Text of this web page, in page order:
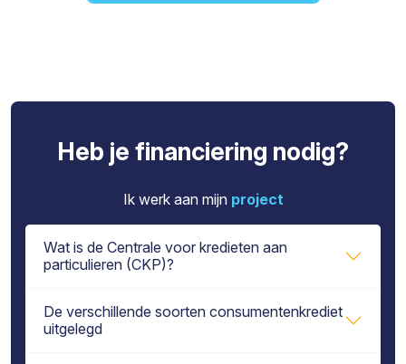
Heb je financiering nodig?
Ik werk aan mijn project
Wat is de Centrale voor kredieten aan
particulieren (CKP)?
De verschillende soorten consumentenkrediet
uitgelegd